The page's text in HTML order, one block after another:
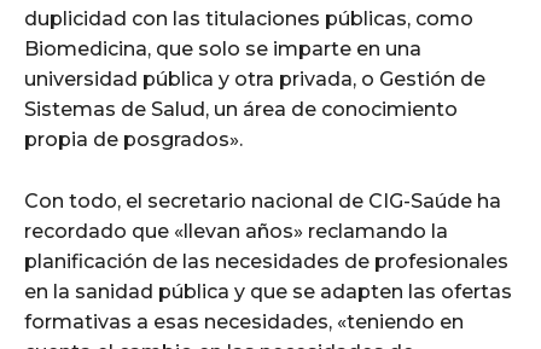
duplicidad con las titulaciones públicas, como
Biomedicina, que solo se imparte en una
universidad pública y otra privada, o Gestión de
Sistemas de Salud, un área de conocimiento
propia de posgrados».
Con todo, el secretario nacional de CIG-Saúde ha
recordado que «llevan años» reclamando la
planificación de las necesidades de profesionales
en la sanidad pública y que se adapten las ofertas
formativas a esas necesidades, «teniendo en